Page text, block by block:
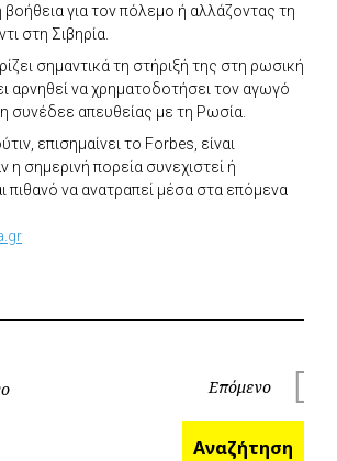
βοήθεια για τον πόλεμο ή αλλάζοντας τη
στη Σιβηρία.
σημαντικά τη στήριξή της στη ρωσική
αρνηθεί να χρηματοδοτήσει τον αγωγό
συνέδεε απευθείας με τη Ρωσία.
επισημαίνει το Forbes, είναι
η σημερινή πορεία συνεχιστεί ή
πιθανό να ανατραπεί μέσα στα επόμενα
Επόμενο
Αναζήτηση